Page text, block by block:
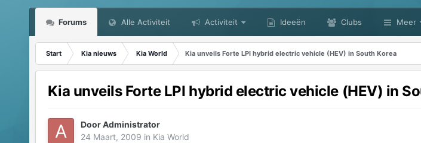
Forums Alle Activiteit Activiteit Ideeën Clubs Meer
Start Kia nieuws Kia World Kia unveils Forte LPI hybrid electric vehicle (HEV) in South Korea
Kia unveils Forte LPI hybrid electric vehicle (HEV) in
DoorAdministrator
24 Maart, 2009 in Kia World